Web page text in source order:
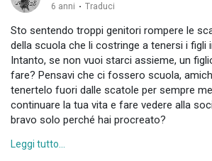
6 anni · Traduci
Sto sentendo troppi genitori rompere le
della scuola che li costringe a tenersi i figli
Intanto, se non vuoi starci assieme, un
fare? Pensavi che ci fossero scuola,
tenertelo fuori dalle scatole per sempre
continuare la tua vita e fare vedere alla
bravo solo perché hai procreato?
alla mia prole, se da madre/padre mi rompo
Leggi tutto...